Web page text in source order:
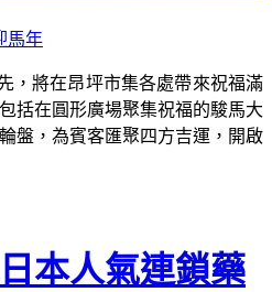
，將在昂坪市集各處帶來祝福滿
括在圓形廣場聚集祝福的駿馬大
盤，為賓客匯聚四方吉運，開啟
本人氣連鎖藥